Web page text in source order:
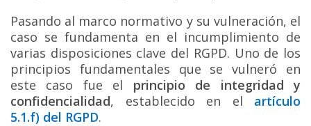
Pasando al marco normativo y su vulneración, el
caso se fundamenta en el incumplimiento de
varias disposiciones clave del RGPD. Uno de los
principios fundamentales que se vulneró en
este caso fue el principio de integridad y
confidencialidad, establecido en el artículo
5.1.f) del RGPD.